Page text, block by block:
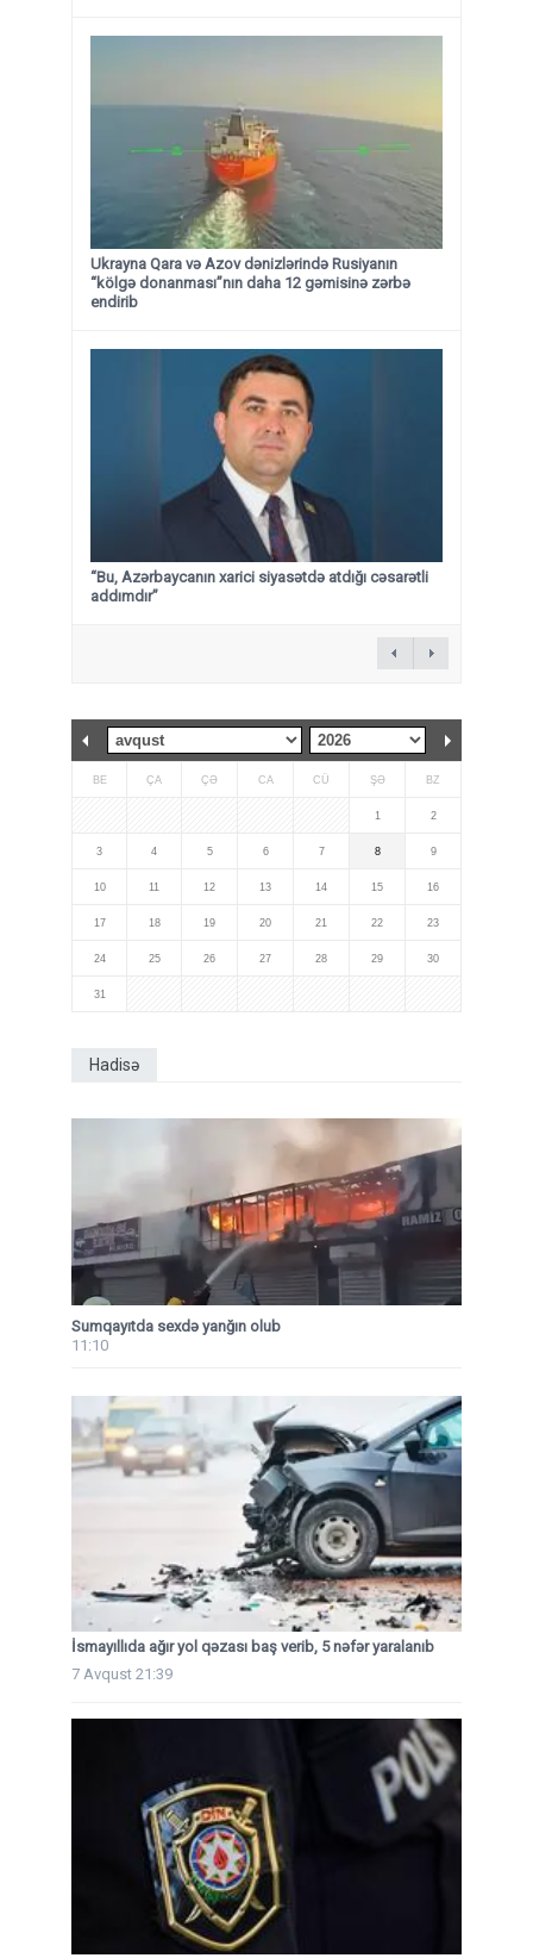
Ukrayna Qara və Azov dənizlərində Rusiyanın
“kölgə donanması”nın daha 12 gəmisinə zərbə
endirib
“Bu, Azərbaycanın xarici siyasətdə atdığı cəsarətli
addımdır”
BE ÇA ÇƏ CA CÜ ŞƏ BZ
1 2
3 4 5 6 7 8 9
10 11 12 13 14 15 16
17 18 19 20 21 22 23
24 25 26 27 28 29 30
31
Hadisə
Sumqayıtda sexdə yanğın olub
11:10
İsmayıllıda ağır yol qəzası baş verib, 5 nəfər yaralanıb
7 Avqust 21:39